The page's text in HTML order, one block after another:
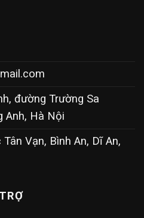
đường Trường Sa
Anh, Hà Nội
Vạn, Bình An, Dĩ An,